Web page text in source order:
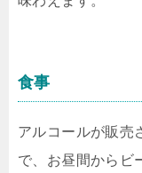
食事
アルコールが販売
で、お昼間からビ